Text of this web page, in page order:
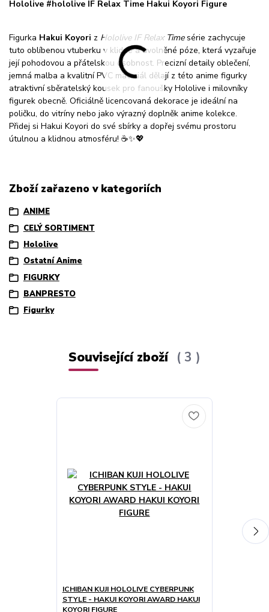
Hololive #hololive IF Relax Time Hakui Koyori Figure
Figurka Hakui Koyori z Hololive IF Relax Timesérie zachycuje
tuto oblíbenou vtuberku v klidné a uvolněné póze, která vyzařuje
její pohodovou a přátelskou osobnost. Precizní detaily oblečení,
jemná malba a kvalitní PVC materiál dělají z této anime figurky
atraktivní sběratelský kousek pro fanoušky Hololive i milovníky
figurek obecně. Oficiálně licencovaná dekorace je ideální na
poličku, do vitríny nebo jako výrazný doplněk anime kolekce.
Přidej si Hakui Koyori do své sbírky a dopřej svému prostoru
útulnou a klidnou atmosféru! ☕✨💖
Zboží zařazeno v kategoriích
ANIME
CELÝ SORTIMENT
Hololive
Ostatní Anime
FIGURKY
BANPRESTO
Figurky
Související zboží 3
ICHIBAN KUJI HOLOLIVE CYBERPUNK
STYLE - HAKUI KOYORI AWARD HAKUI
KOYORI FIGURE